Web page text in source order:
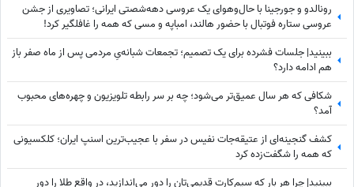
رونالدو و جورجینا با حال‌وهوای یک عروسی دهه‌شصتی ایرانی؛ تصاویری از جشن
عروسی ستاره فوتبال با حضور هالند، امباپه و مسی که همه را غافلگیر کرد!
ببینید| جلسات فشرده برای یک تصمیم؛ تجمعات شبانه‌یِ مردمی پس از ماه صفر باز
هم ادامه دارد؟
شکافی که هر سال عمیق‌تر می‌شود؛ چه بر سر رابطه تلویزیون و چهره‌های محبوب
آمد؟
کشف گنجینه‌ای از عتیقه‌جات نفیس در سفر با عجیب‌ترین اسنپ ایران؛ کلکسیونی
که همه را شگفت‌زده کرد
ببینید| چرا هر بار که سیم‌کارت قدیمی‌تان را دور می‌اندازید، در واقع طلا را دور